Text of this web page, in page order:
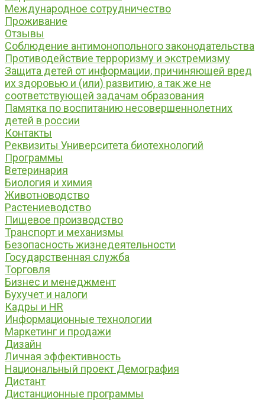
Международное сотрудничество
Проживание
Отзывы
Соблюдение антимонопольного законодательства
Противодействие терроризму и экстремизму
Защита детей от информации, причиняющей вред
их здоровью и (или) развитию, а так же не
соответствующей задачам образования
Памятка по воспитанию несовершеннолетних
детей в россии
Контакты
Реквизиты Университета биотехнологий
Программы
Ветеринария
Биология и химия
Животноводство
Растениеводство
Пищевое производство
Транспорт и механизмы
Безопасность жизнедеятельности
Государственная служба
Торговля
Бизнес и менеджмент
Бухучет и налоги
Кадры и HR
Информационные технологии
Маркетинг и продажи
Дизайн
Личная эффективность
Национальный проект Демография
Дистант
Дистанционные программы